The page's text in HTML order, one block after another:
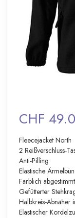
CHF
Fleecejacket North
2 Reißverschluss-
Anti-Pilling
Elastische
Farblich
Gefütterter
Halbkreis-Abnäher
Elastischer